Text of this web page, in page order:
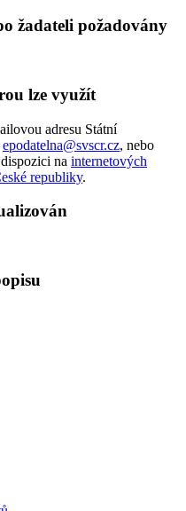
žadateli požadovány
lze využít
adresu Státní
epodatelna@svscr.cz, nebo
na internetových
republiky.